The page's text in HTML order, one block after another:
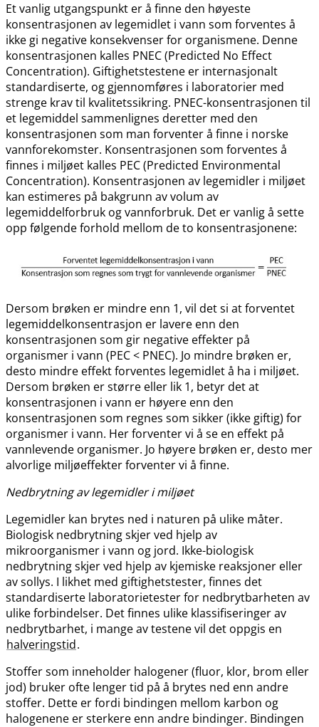
Et vanlig utgangspunkt er å finne den høyeste
konsentrasjonen av legemidlet i vann som forventes å
ikke gi negative konsekvenser for organismene. Denne
konsentrasjonen kalles PNEC (Predicted No Effect
Concentration). Giftighetstestene er internasjonalt
standardiserte, og gjennomføres i laboratorier med
strenge krav til kvalitetssikring. PNEC-konsentrasjonen til
et legemiddel sammenlignes deretter med den
konsentrasjonen som man forventer å finne i norske
vannforekomster. Konsentrasjonen som forventes å
finnes i miljøet kalles PEC (Predicted Environmental
Concentration). Konsentrasjonen av legemidler i miljøet
kan estimeres på bakgrunn av volum av
legemiddelforbruk og vannforbruk. Det er vanlig å sette
opp følgende forhold mellom de to konsentrasjonene:
Dersom brøken er mindre enn 1, vil det si at forventet
legemiddelkonsentrasjon er lavere enn den
konsentrasjonen som gir negative effekter på
organismer i vann (PEC < PNEC). Jo mindre brøken er,
desto mindre effekt forventes legemidlet å ha i miljøet.
Dersom brøken er større eller lik 1, betyr det at
konsentrasjonen i vann er høyere enn den
konsentrasjonen som regnes som sikker (ikke giftig) for
organismer i vann. Her forventer vi å se en effekt på
vannlevende organismer. Jo høyere brøken er, desto mer
alvorlige miljøeffekter forventer vi å finne.
Nedbrytning av legemidler i miljøet
Legemidler kan brytes ned i naturen på ulike måter.
Biologisk nedbrytning skjer ved hjelp av
mikroorganismer i vann og jord. Ikke-biologisk
nedbrytning skjer ved hjelp av kjemiske reaksjoner eller
av sollys. I likhet med giftighetstester, finnes det
standardiserte laboratorietester for nedbrytbarheten av
ulike forbindelser. Det finnes ulike klassifiseringer av
nedbrytbarhet, i mange av testene vil det oppgis en
halveringstid.
Stoffer som inneholder halogener (fluor, klor, brom eller
jod) bruker ofte lenger tid på å brytes ned enn andre
stoffer. Dette er fordi bindingen mellom karbon og
halogenene er sterkere enn andre bindinger. Bindingen